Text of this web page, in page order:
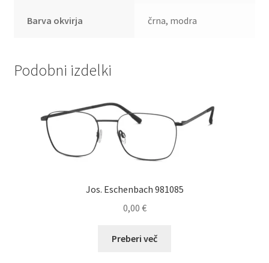
Barva okvirja črna, modra
Podobni izdelki
Jos. Eschenbach 981085
0,00 €
Preberi več